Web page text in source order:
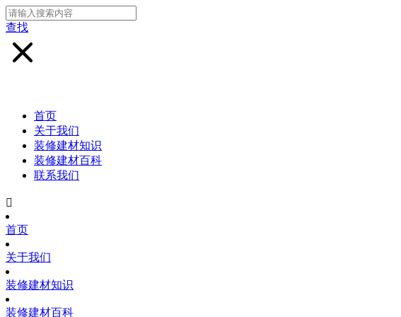
查找
首页
关于我们
装修建材知识
装修建材百科
联系我们

首页
关于我们
装修建材知识
装修建材百科